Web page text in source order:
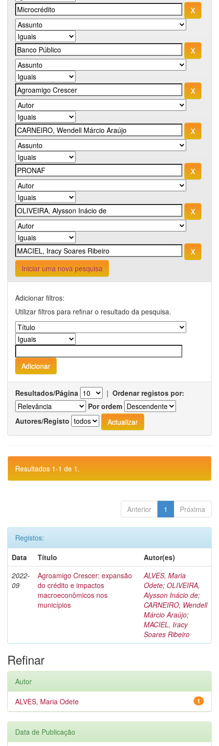
Iniciar uma nova pesquisa
Adicionar filtros:
Utilizar filtros para refinar o resultado da pesquisa.
Resultados/Página | Ordenar registos por:
Por ordem
Autores/Registo
Resultados 1-1 de 1.
Anterior 1 Próxima
Registos:
Data
Título
Autor(es)
2022-
09
Agroamigo Crescer: expansão
do crédito e impactos
macroeconômicos nos
municípios
ALVES, Maria
Odete; OLIVEIRA,
Alysson Inácio de;
CARNEIRO, Wendell
Márcio Araújo;
MACIEL, Iracy
Soares Ribeiro
Refinar
Autor
1
ALVES, Maria Odete
Data de Publicação